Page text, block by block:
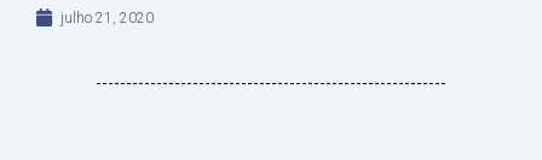
julho 21, 2020